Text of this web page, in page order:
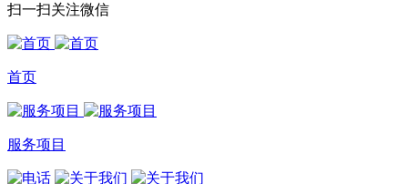
扫一扫关注微信
首页
服务项目